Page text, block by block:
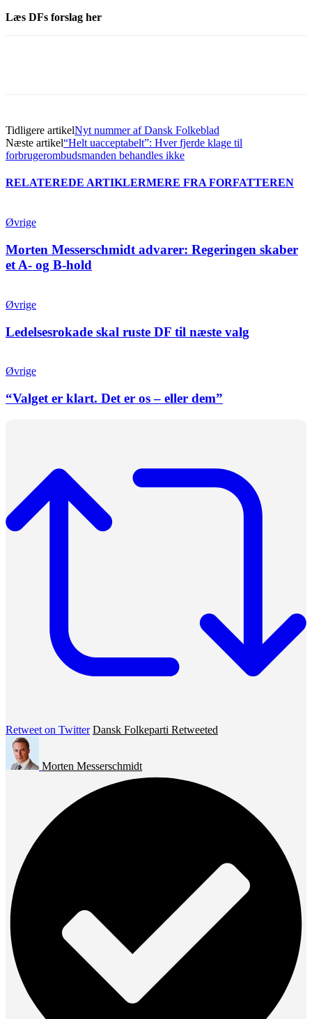
Læs DFs forslag her
Tidligere artikelNyt nummer af Dansk Folkeblad
Næste artikel“Helt uacceptabelt”: Hver fjerde klage til
forbrugerombudsmanden behandles ikke
RELATEREDE ARTIKLERMERE FRA FORFATTEREN
Øvrige
Morten Messerschmidt advarer: Regeringen skaber
et A- og B-hold
Øvrige
Ledelsesrokade skal ruste DF til næste valg
Øvrige
“Valget er klart. Det er os – eller dem”
Retweet on Twitter Dansk Folkeparti Retweeted
Morten Messerschmidt